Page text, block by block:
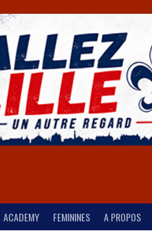
ACADEMY FEMININES A PROPOS